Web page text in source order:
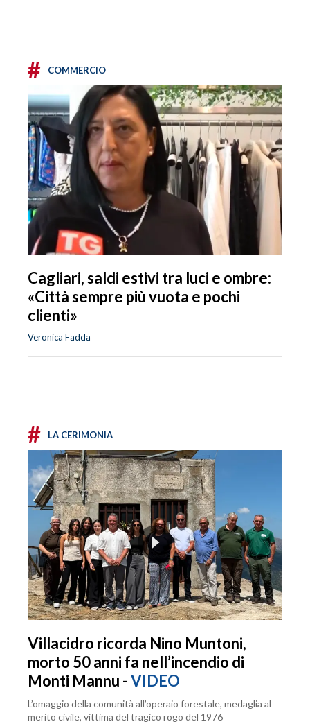
# COMMERCIO
Cagliari, saldi estivi tra luci e ombre:
«Città sempre più vuota e pochi
clienti»
Veronica Fadda
# LA CERIMONIA
Villacidro ricorda Nino Muntoni,
morto 50 anni fa nell’incendio di
Monti Mannu -VIDEO
L’omaggio della comunità all’operaio forestale, medaglia al
merito civile, vittima del tragico rogo del 1976